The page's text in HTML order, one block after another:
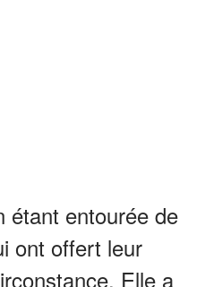
étant entourée de
ont offert leur
Elle a